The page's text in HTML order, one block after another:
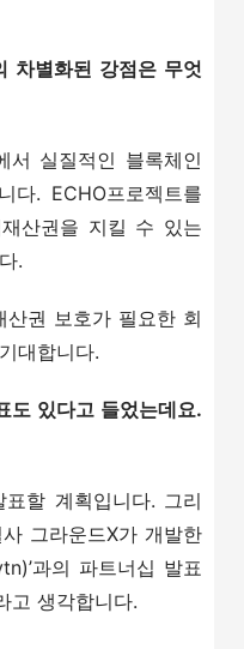
차별화된 강점은 무엇
서 실질적인 블록체인
다. ECHO프로젝트를
산권을 지킬 수 있는
.
산권 보호가 필요한 회
대합니다.
도 있다고 들었는데요.
할 계획입니다. 그리
그라운드X가 개발한
과의 파트너십 발표
고 생각합니다.